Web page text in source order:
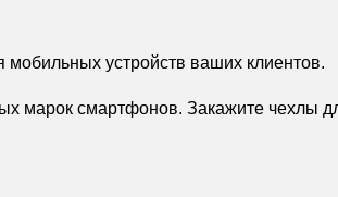
устройств ваших клиентов.
марок смартфонов. Закажите чехлы